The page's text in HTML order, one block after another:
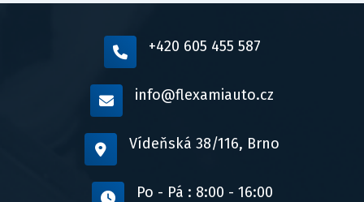
+420 605 455 587
info@flexamiauto.cz
Vídeňská 38/116, Brno
Po - Pá : 8:00 - 16:00